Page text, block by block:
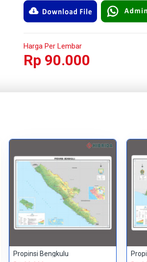
Harga Per Lembar
Rp 90.000
Propinsi Bengkulu